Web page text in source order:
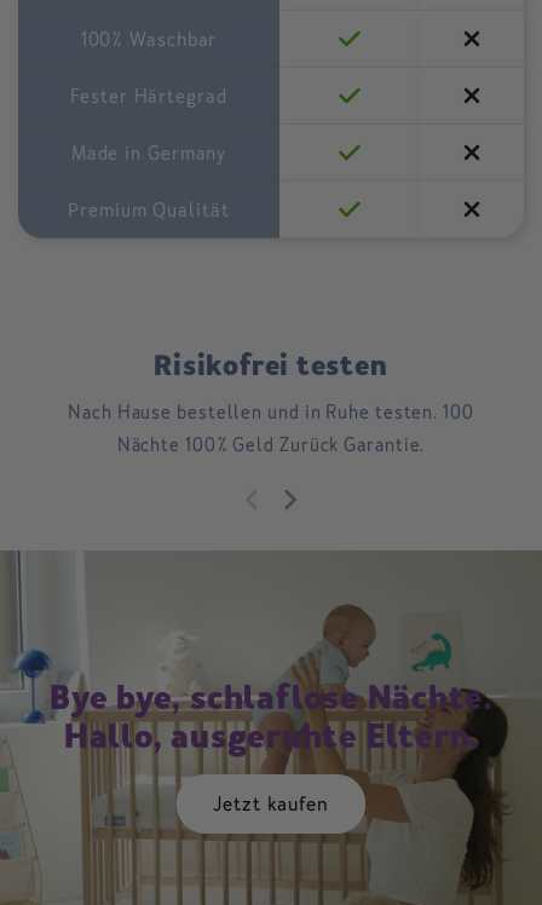
100% Waschbar
Fester Härtegrad
Made in Germany
Premium Qualität
Risikofrei testen
Nach Hause bestellen und in Ruhe testen. 100
Nächte 100% Geld Zurück Garantie.
Bye bye, schlaflose Nächte.
Hallo, ausgeruhte Eltern.
Jetzt kaufen